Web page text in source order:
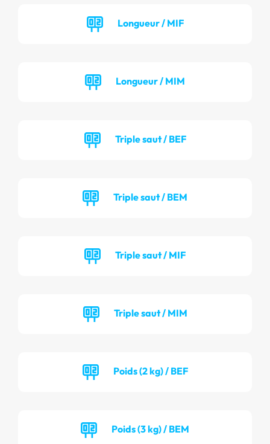
Longueur / MIF
Longueur / MIM
Triple saut / BEF
Triple saut / BEM
Triple saut / MIF
Triple saut / MIM
Poids (2 kg) / BEF
Poids (3 kg) / BEM